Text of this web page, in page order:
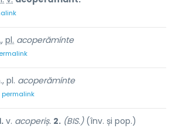
, pl. acoperămínte
pl. acoperămínte
permalink
v. acoperiș. 2. (BIS.)(înv. și pop.)